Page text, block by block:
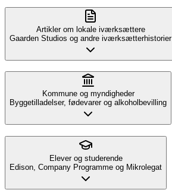
Artikler om lokale iværksættere
Gaarden Studios og andre iværksætterhistorier
Kommune og myndigheder
Byggetilladelser, fødevarer og alkoholbevilling
Elever og studerende
Edison, Company Programme og Mikrolegat